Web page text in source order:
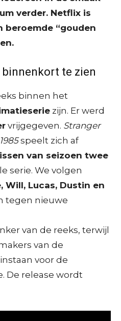
verder. Netflix is
beroemde “gouden
te zien
binnen het
zijn. Er werd
vrijgegeven. Stranger
speelt zich af
van seizoen twee
serie. We volgen
Will, Lucas, Dustin en
tegen nieuwe
van de reeks, terwijl
van de
voor de
De release wordt